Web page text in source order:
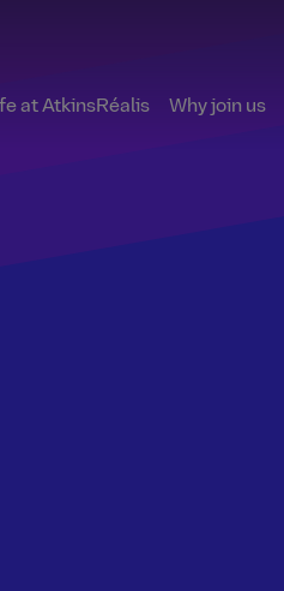
at AtkinsRéalis Why join us